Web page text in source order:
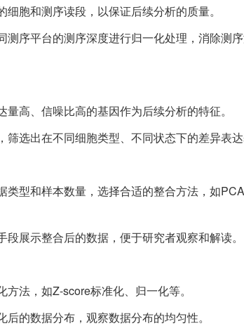
细胞和测序读段，以保证后续分析的质量。
测序平台的测序深度进行归一化处理，消除测
量高、信噪比高的基因作为后续分析的特征。
筛选出在不同细胞类型、不同状态下的差异表达
类型和样本数量，选择合适的整合方法，如
段展示整合后的数据，便于研究者观察和解读。
方法，如Z-score标准化、归一化等。
后的数据分布，观察数据分布的均匀性。